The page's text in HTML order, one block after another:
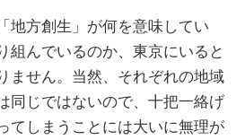
地方創生」が何を意味してい
組んでいるのか、東京にいると
ません。当然、それぞれの地域
同じではないので、十把一絡げ
てしまうことには大いに無理が